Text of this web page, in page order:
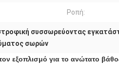
Ροπή:
συσσωρεύοντας
σωρών
εξοπλισμό για το ανώτατο